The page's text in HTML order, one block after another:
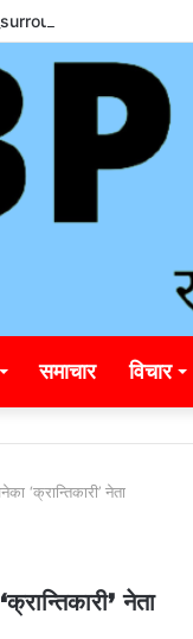
समाचार विचार
‘क्रान्तिकारी’ नेता
नेता